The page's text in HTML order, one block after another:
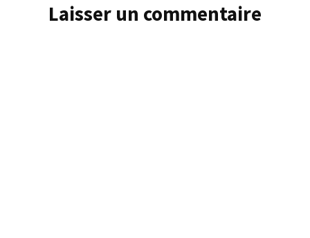
Laisser un commentaire